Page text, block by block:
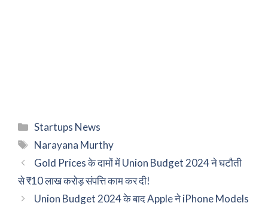
Categories
Startups News
Tags
Narayana Murthy
Gold Prices के दामों में Union Budget 2024 ने घटौती
से ₹10 लाख करोड़ संपत्ति काम कर दी!
Union Budget 2024 के बाद Apple ने iPhone Models